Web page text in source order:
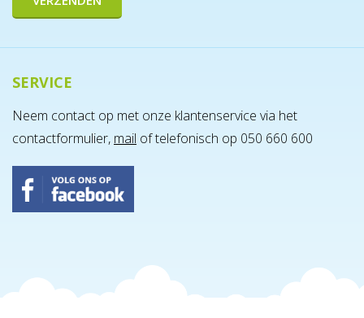
SERVICE
Neem contact op met onze klantenservice via het
contactformulier, mail of telefonisch op 050 660 600